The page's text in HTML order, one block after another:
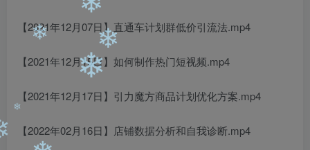
【2021年12月07日】直通车计划群低价引流法.mp4
【2021年12月15日】如何制作热门短视频.mp4
【2021年12月17日】引力魔方商品计划优化方案.mp4
【2022年02月16日】店铺数据分析和自我诊断.mp4
❄
❄
❄
❄
❄
❄